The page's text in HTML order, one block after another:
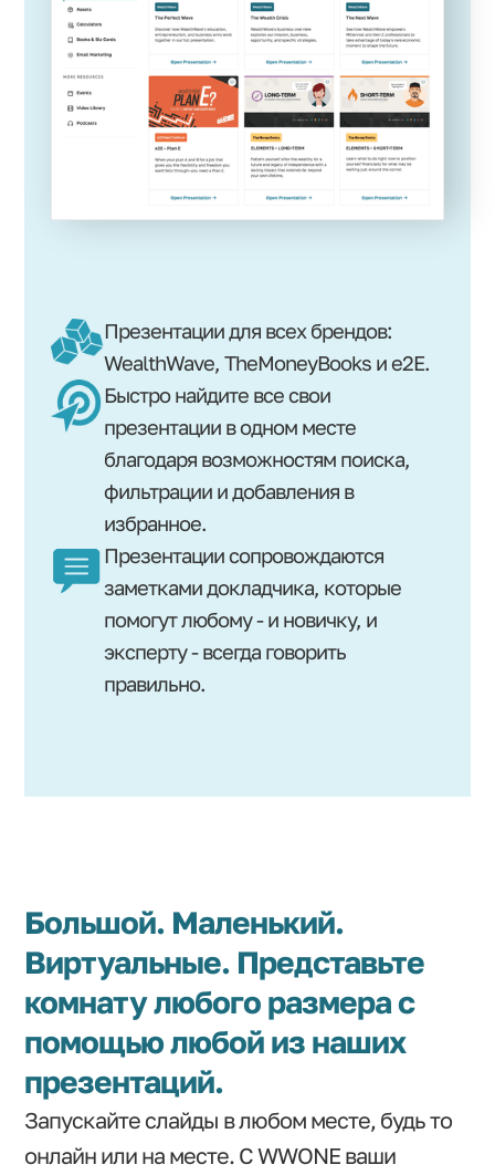
Презентации для всех брендов:
WealthWave, TheMoneyBooks и e2E.
Быстро найдите все свои
презентации в одном месте
благодаря возможностям поиска,
фильтрации и добавления в
избранное.
Презентации сопровождаются
заметками докладчика, которые
помогут любому - и новичку, и
эксперту - всегда говорить
правильно.
Большой. Маленький.
Виртуальные. Представьте
комнату любого размера с
помощью любой из наших
презентаций.
Запускайте слайды в любом месте, будь то
онлайн или на месте. С WWONE ваши